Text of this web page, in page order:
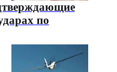
по